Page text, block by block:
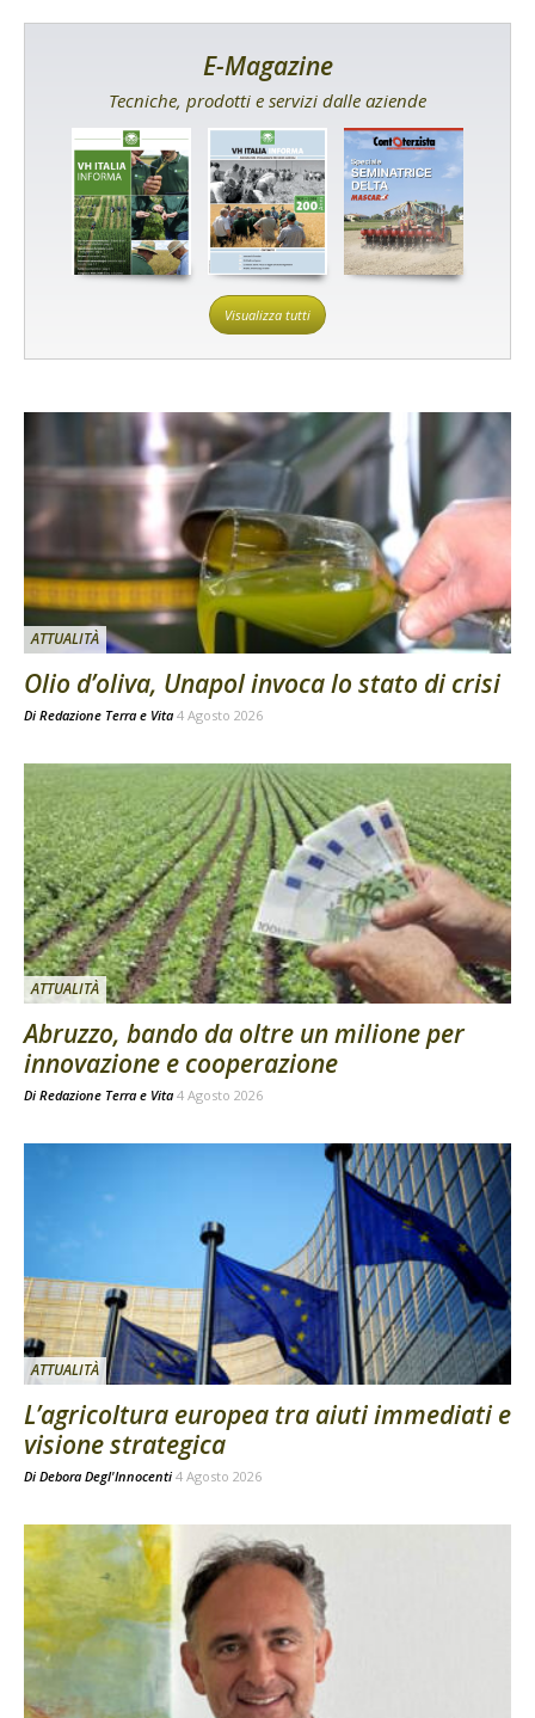
E-Magazine
Tecniche, prodotti e servizi dalle aziende
Visualizza tutti
ATTUALITÀ
Olio d’oliva, Unapol invoca lo stato di crisi
Di Redazione Terra e Vita 4 Agosto 2026
ATTUALITÀ
Abruzzo, bando da oltre un milione per
innovazione e cooperazione
Di Redazione Terra e Vita 4 Agosto 2026
ATTUALITÀ
L’agricoltura europea tra aiuti immediati e
visione strategica
Di Debora Degl'Innocenti 4 Agosto 2026